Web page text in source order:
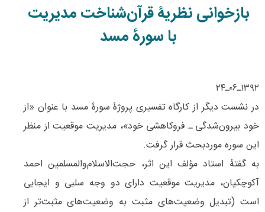
بازخوانی نظریۀ قرآن‌شناخت مدیریت
با سورۀ مسد
۱۳۹۲ـ۰۶ـ۲۴
در نشست دیگر از کارگاه تفسیری پروژۀ سورۀ مسد با عنوان «از
خود بیرون‌‌شدگی ـ فروکاهشی خود»،‌ مدیریت موقعیت از منظر
این سوره مورد‌بحث قرار گرفت.
به گفتۀ‌ استاد مؤلف این اثر، حجت‌الاسلام‌والمسلمین احمد
آکوچکیان، مدیریت موقعیت دارای دو وجه سلبی و ایجابی
است (تبدیل وضعیت‌‌های مثبت به وضعیت‌‌های مثبت‌‌تر از